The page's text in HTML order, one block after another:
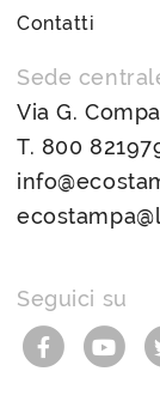
Contatti
Sede
Via G.
T. 800
Seguici su